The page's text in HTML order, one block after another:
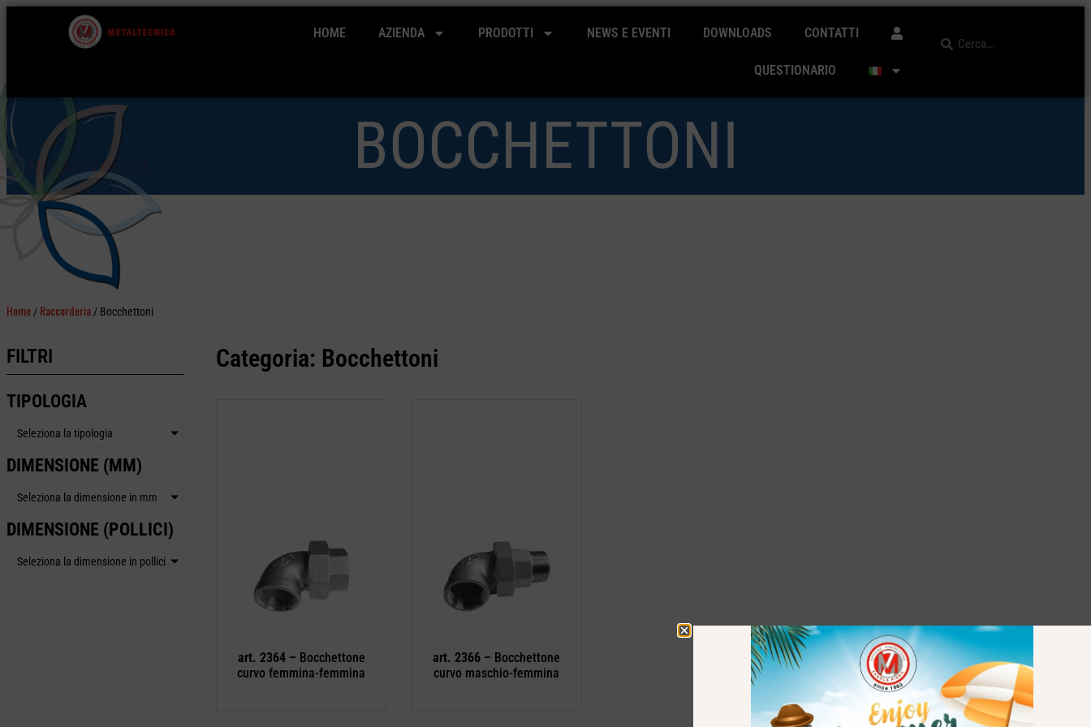
HOME AZIENDA PRODOTTI NEWS E EVENTI DOWNLOADS CONTATTI
QUESTIONARIO
BOCCHETTONI
Home / Raccorderia / Bocchettoni
FILTRI
TIPOLOGIA
Seleziona la tipologia
DIMENSIONE (MM)
Seleziona la dimensione in mm
DIMENSIONE (POLLICI)
Seleziona la dimensione in pollici
Categoria: Bocchettoni
art. 2364 – Bocchettone
curvo femmina-femmina
art. 2366 – Bocchettone
curvo maschio-femmina